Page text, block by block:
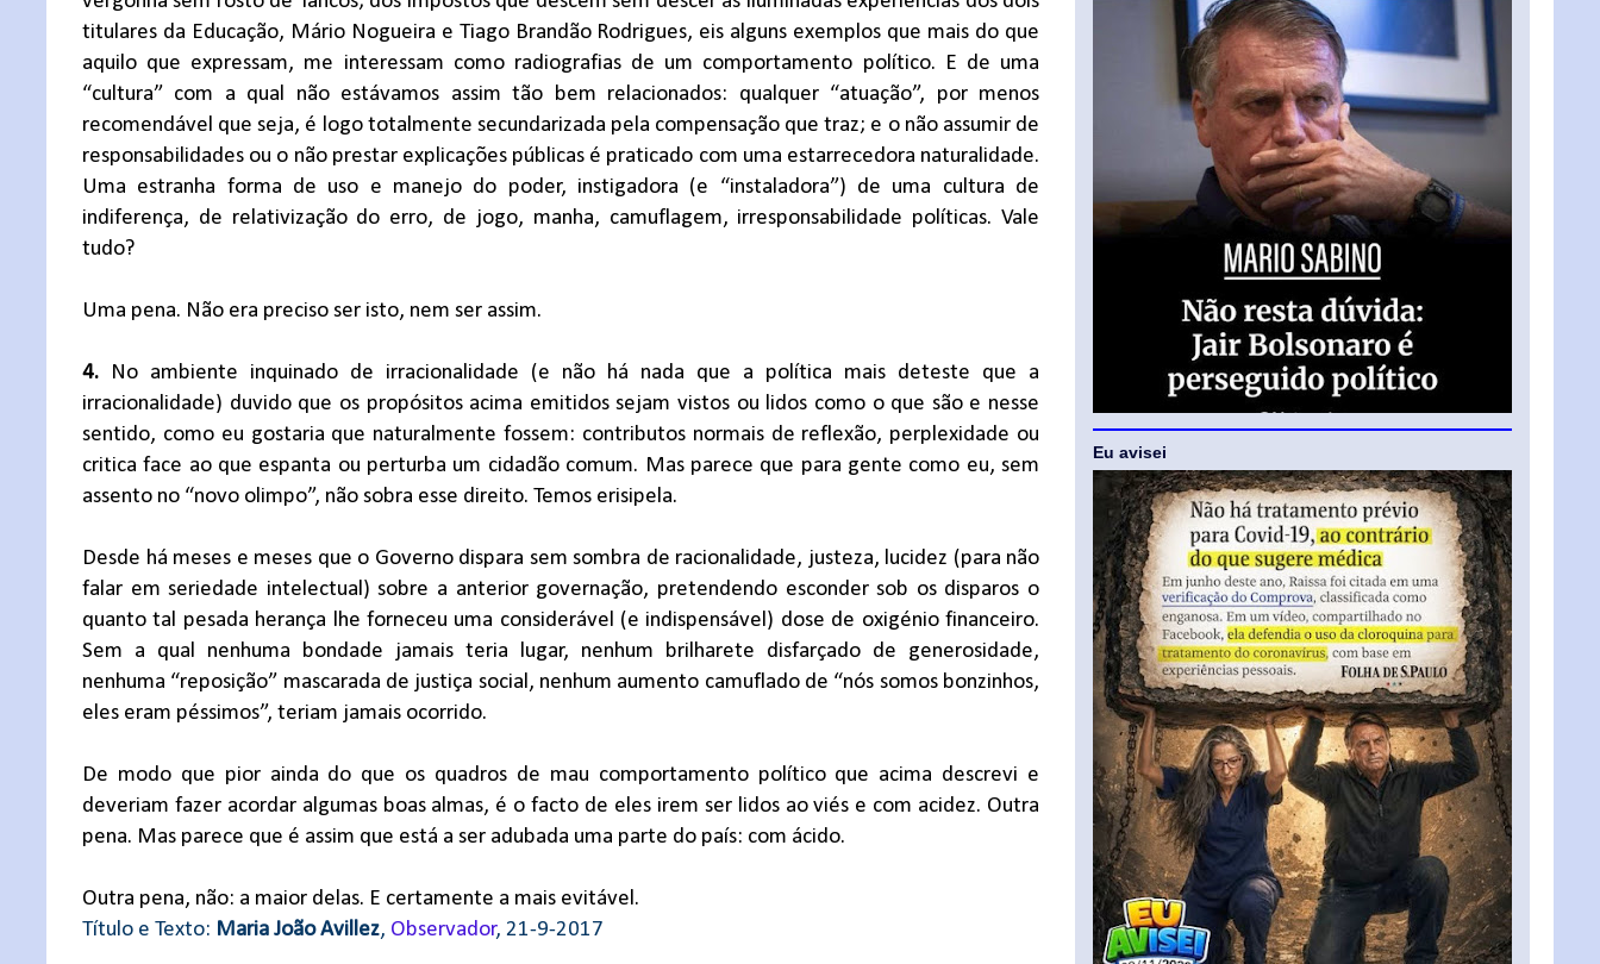
titulares da Educação, Mário Nogueira e Tiago Brandão Rodrigues, eis alguns exemplos que mais do que
aquilo que expressam, me interessam como radiografias de um comportamento político. E de uma
“cultura” com a qual não estávamos assim tão bem relacionados: qualquer “atuação”, por menos
recomendável que seja, é logo totalmente secundarizada pela compensação que traz; e o não assumir de
responsabilidades ou o não prestar explicações públicas é praticado com uma estarrecedora naturalidade.
Uma estranha forma de uso e manejo do poder, instigadora (e “instaladora”) de uma cultura de
indiferença, de relativização do erro, de jogo, manha, camuflagem, irresponsabilidade políticas. Vale
tudo?
Uma pena. Não era preciso ser isto, nem ser assim.
4. No ambiente inquinado de irracionalidade (e não há nada que a política mais deteste que a
irracionalidade) duvido que os propósitos acima emitidos sejam vistos ou lidos como o que são e nesse
sentido, como eu gostaria que naturalmente fossem: contributos normais de reflexão, perplexidade ou
critica face ao que espanta ou perturba um cidadão comum. Mas parece que para gente como eu, sem
assento no “novo olimpo”, não sobra esse direito. Temos erisipela.
Desde há meses e meses que o Governo dispara sem sombra de racionalidade, justeza, lucidez (para não
falar em seriedade intelectual) sobre a anterior governação, pretendendo esconder sob os disparos o
quanto tal pesada herança lhe forneceu uma considerável (e indispensável) dose de oxigénio financeiro.
Sem a qual nenhuma bondade jamais teria lugar, nenhum brilharete disfarçado de generosidade,
nenhuma “reposição” mascarada de justiça social, nenhum aumento camuflado de “nós somos bonzinhos,
eles eram péssimos”, teriam jamais ocorrido.
De modo que pior ainda do que os quadros de mau comportamento político que acima descrevi e
deveriam fazer acordar algumas boas almas, é o facto de eles irem ser lidos ao viés e com acidez. Outra
pena. Mas parece que é assim que está a ser adubada uma parte do país: com ácido.
Outra pena, não: a maior delas. E certamente a mais evitável.
Título e Texto: Maria João Avillez, Observador, 21-9-2017
Eu avisei